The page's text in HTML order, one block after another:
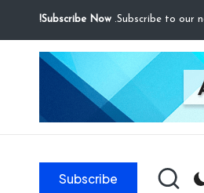
Subscribe Now!
Subscribe